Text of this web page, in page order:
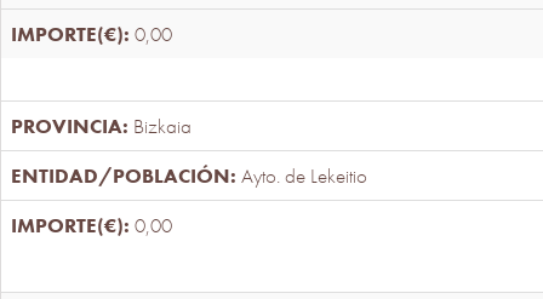
0,00
Bizkaia
Ayto. de Lekeitio
0,00